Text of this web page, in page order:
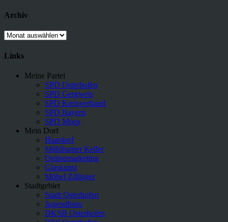
Archiv
Archiv
Links
Meine Partei
SPD Osterhofen
SPD Gergweis
SPD Kreisverband
SPD Bayern
SPD Moos
Mein Dorf
Haardorf
Mühlhamer Keller
Onlinemarketing
Glaskunst
Möbel Zillinger
Stadtgebiet
Stadt Osterhofen
Jugendbüro
DKSB Osterhofen